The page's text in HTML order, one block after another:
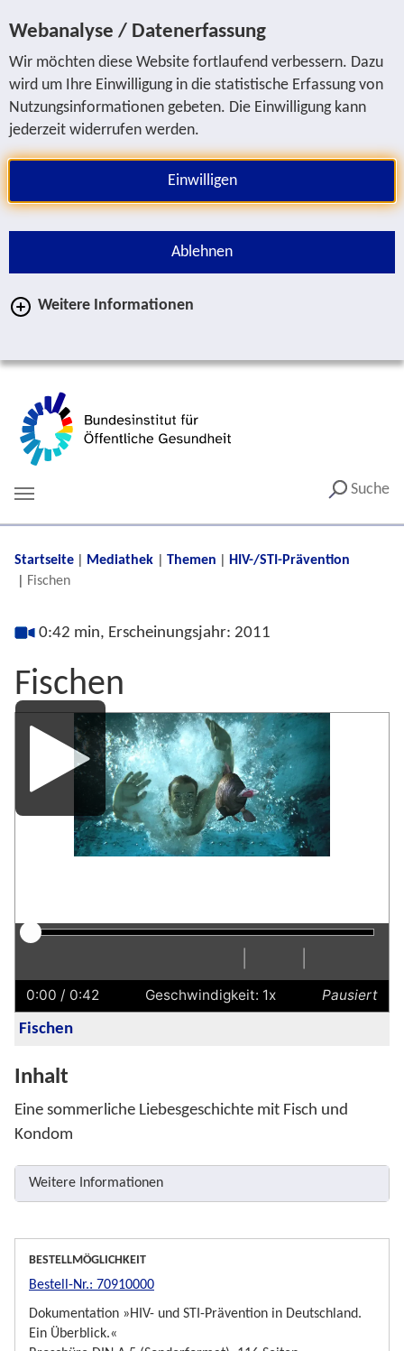
Webanalyse / Datenerfassung
Wir möchten diese Website fortlaufend verbessern. Dazu
wird um Ihre Einwilligung in die statistische Erfassung von
Nutzungsinformationen gebeten. Die Einwilligung kann
jederzeit widerrufen werden.
Einwilligen
Ablehnen
Weitere Informationen
Suche
You are here:
Startseite Mediathek Themen
HIV-/STI-Prävention
Fischen
0:42 min, Erscheinungsjahr: 2011
Fischen
Media
Player
Audiobeschreibung
einschalten
Schneller
Langsamer
0:00 / 0:42 Geschwindigkeit: 1x Pausiert
Fischen
Inhalt
Eine sommerliche Liebesgeschichte mit Fisch und
Kondom
Weitere Informationen
BESTELLMÖGLICHKEIT
Bestell-Nr.: 70910000
Dokumentation »HIV- und STI-Prävention in Deutschland.
Ein Überblick.«